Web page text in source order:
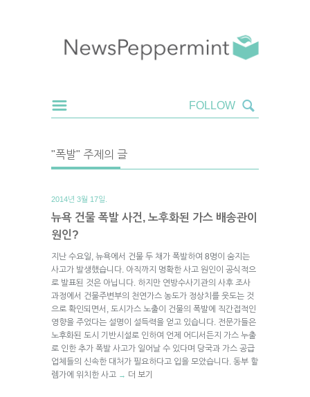
"폭발" 주제의 글
2014년 3월 17일.
뉴욕 건물 폭발 사건, 노후화된 가스 배송관이
원인?
지난 수요일, 뉴욕에서 건물 두 채가 폭발하여 8명이 숨지는
사고가 발생했습니다. 아직까지 명확한 사고 원인이 공식적으
로 발표된 것은 아닙니다. 하지만 연방수사기관의 사후 조사
과정에서 건물주변부의 천연가스 농도가 정상치를 웃도는 것
으로 확인되면서, 도시가스 노출이 건물의 폭발에 직간접적인
영향을 주었다는 설명이 설득력을 얻고 있습니다. 전문가들은
노후화된 도시 기반시설로 인하여 언제 어디서든지 가스 누출
로 인한 추가 폭발 사고가 일어날 수 있다며 당국과 가스 공급
업체들의 신속한 대처가 필요하다고 입을 모았습니다. 동부 할
렘가에 위치한 사고 → 더 보기